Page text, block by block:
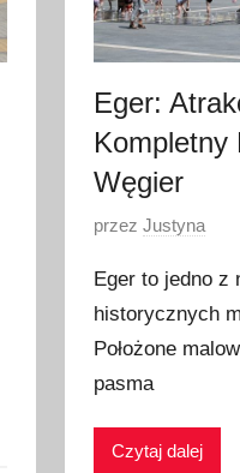
Eger:
Kompletny
Węgier
O
u
b
l
i
przezJustyna
Eger to jedno z
historycznych
Położone
pasma
Czytaj dalej